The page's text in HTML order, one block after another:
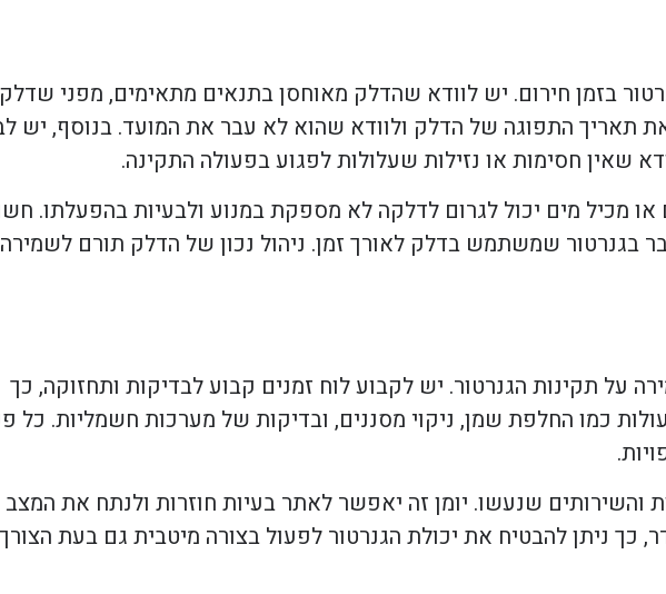
בזמן חירום. יש לוודא שהדלק מאוחסן בתנאים מתאימים, מפני
תאריך התפוגה של הדלק ולוודא שהוא לא עבר את המועד. בנוסף, יש
שאין חסימות או נזילות שעלולות לפגוע בפעולה התקינה.
מכיל מים יכול לגרום לדלקה לא מספקת במנוע ולבעיות בהפעלתו.
בגנרטור שמשתמש בדלק לאורך זמן. ניהול נכון של הדלק תורם
על תקינות הגנרטור. יש לקבוע לוח זמנים קבוע לבדיקות ותחזוקה, כך
כמו החלפת שמן, ניקוי מסננים, ובדיקות של מערכות חשמליות. כל
והשירותים שנעשו. יומן זה יאפשר לאתר בעיות חוזרות ולנתח את המצב
ניתן להבטיח את יכולת הגנרטור לפעול בצורה מיטבית גם בעת